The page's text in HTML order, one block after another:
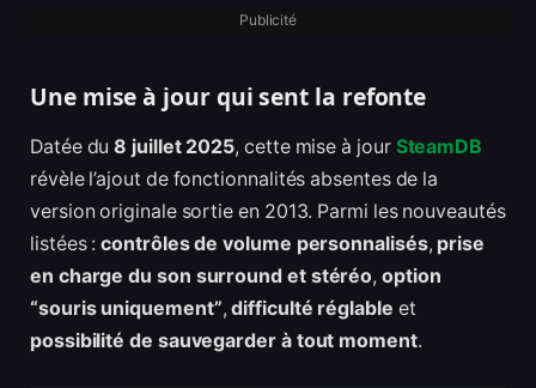
Publicité
Une mise à jour qui sent la refonte
Datée du8 juillet 2025, cette mise à jour SteamDB
révèle l’ajout de fonctionnalités absentes de la
version originale sortie en 2013. Parmi les nouveautés
listées :contrôles de volume personnalisés, prise
en charge du son surround et stéréo,option
“souris uniquement”,difficulté réglable et
possibilité de sauvegarder à tout moment.